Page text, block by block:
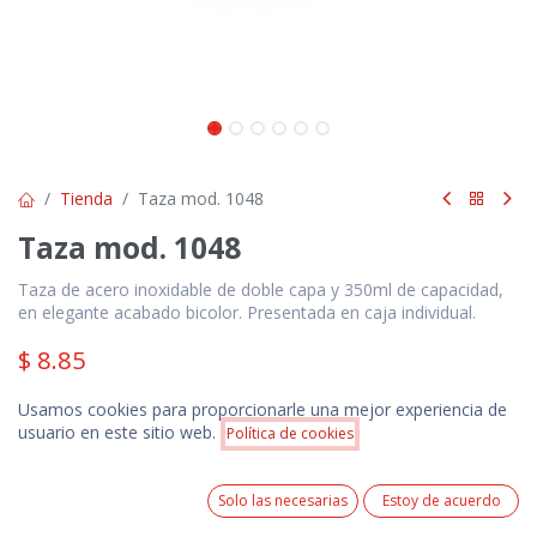
Precio:
8.85 Añadir a la cesta
0
Wishlist Cuenta
Tienda Taza mod. 1048
Taza mod. 1048
Taza de acero inoxidable de doble capa y 350ml de capacidad,
en elegante acabado bicolor. Presentada en caja individual.
$ 8.85
Precio incluye 1 logotipo estampado en serigrafía a 1
color ó 1 logotipo bordado de acuerdo a las
especificaciones técnicas del producto.
Usamos cookies para proporcionarle una mejor experiencia de
usuario en este sitio web.
Política de cookies
Solo las necesarias Estoy de acuerdo